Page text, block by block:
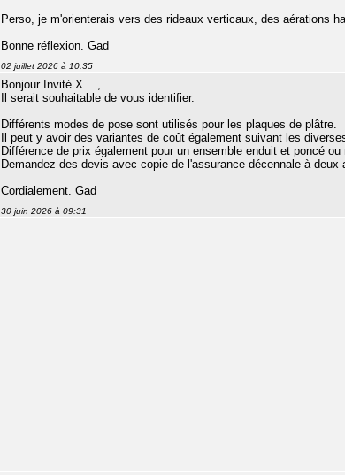
Perso, je m'orienterais vers des rideaux verticaux, des aérations
Bonne réflexion. Gad
02 juillet 2026 à 10:35
Bonjour Invité X....,
Il serait souhaitable de vous identifier.
Différents modes de pose sont utilisés pour les plaques de plâtre.
Il peut y avoir des variantes de coût également suivant les
Différence de prix également pour un ensemble enduit et poncé ou
Demandez des devis avec copie de l'assurance décennale à deux
Cordialement. Gad
30 juin 2026 à 09:31